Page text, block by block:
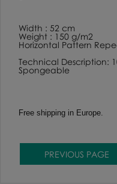
Width : 52 cm
Weight : 150 g/m2
Horizontal Pattern
Technical Description:
Spongeable
Free shipping in Europe.